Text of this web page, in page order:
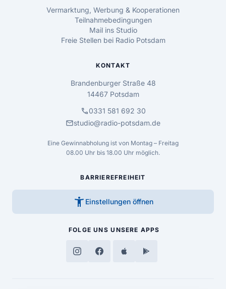
Vermarktung, Werbung & Kooperationen
Teilnahmebedingungen
Mail ins Studio
Freie Stellen bei Radio Potsdam
KONTAKT
Brandenburger Straße 48
14467 Potsdam
call0331 581 692 30
mailstudio@radio-potsdam.de
Eine Gewinnabholung ist von Montag – Freitag
08.00 Uhr bis 18.00 Uhr möglich.
BARRIEREFREIHEIT
accessibility_new Einstellungen öffnen
FOLGE UNS UNSERE APPS